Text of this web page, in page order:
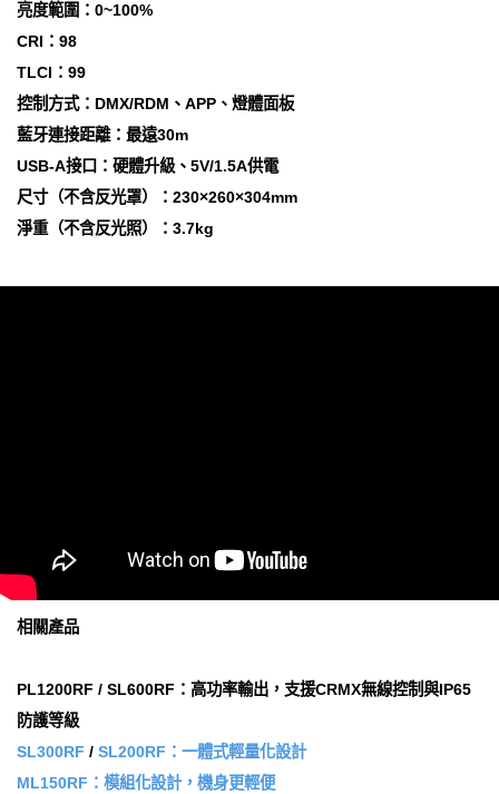
亮度範圍：0~100%
CRI：98
TLCI：99
控制方式：DMX/RDM、APP、燈體面板
藍牙連接距離：最遠30m
USB-A接口：硬體升級、5V/1.5A供電
尺寸（不含反光罩）：230×260×304mm
淨重（不含反光照）：3.7kg
相關產品
PL1200RF / SL600RF：高功率輸出，支援CRMX無線控制與IP65
防護等級
SL300RF / SL200RF：一體式輕量化設計
ML150RF：模組化設計，機身更輕便